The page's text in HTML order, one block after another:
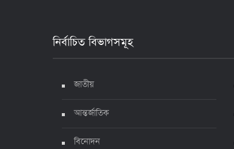
নির্বাচিত বিভাগসমূহ
জাতীয়
আন্তর্জাতিক
বিনোদন